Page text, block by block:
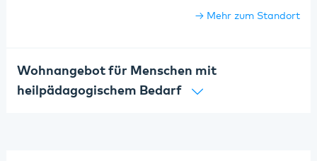
Mehr zum Standort
Wohnangebot für Menschen mit
heilpädagogischem Bedarf